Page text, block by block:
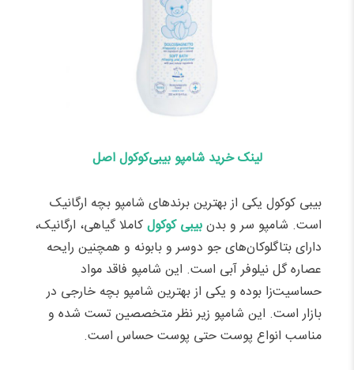
لینک خرید شامپو بیبی‌کوکول اصل
بیبی کوکول یکی از بهترین برندهای شامپو بچه ارگانیک
است. شامپو سر و بدنبیبی کوکولکاملا گیاهی، ارگانیک،
دارای بتاگلوکان‌های جو دوسر و بابونه و همچنین رایحه
عصاره گل نیلوفر آبی است. این شامپو فاقد مواد
حساسیت‌زا بوده و یکی از بهترین شامپو بچه خارجی در
بازار است. این شامپو زیر نظر متخصصین تست شده‌ و
مناسب انواع پوست حتی پوست حساس است.